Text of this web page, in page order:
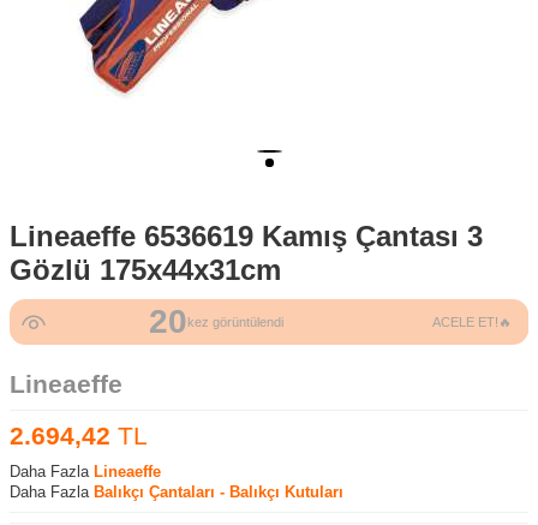
Lineaeffe 6536619 Kamış Çantası 3
Gözlü 175x44x31cm
20kez görüntülendi ACELE ET!🔥
Lineaeffe
2.694,42 TL
Daha Fazla Lineaeffe
Daha Fazla Balıkçı Çantaları - Balıkçı Kutuları